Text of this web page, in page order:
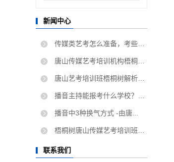
新闻中心
传媒类艺考怎么准备，考些什...
唐山传媒艺考培训机构梧桐树...
唐山艺考培训班梧桐树解析如...
播音主持能报考什么学校？唐...
播音中3种换气方式 -由唐...
梧桐树唐山传媒艺考培训班告...
联系我们